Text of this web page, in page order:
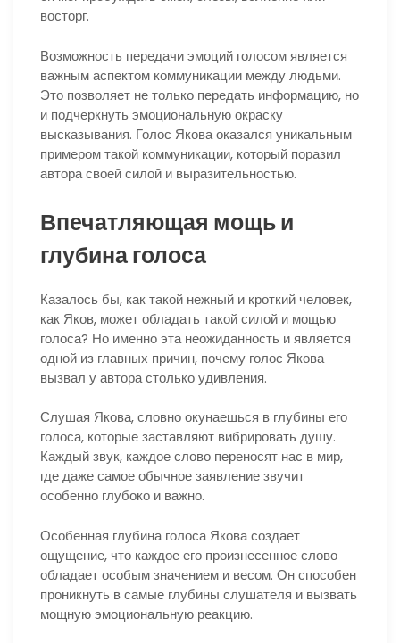
восторг.
Возможность передачи эмоций голосом является
важным аспектом коммуникации между людьми.
Это позволяет не только передать информацию, но
и подчеркнуть эмоциональную окраску
высказывания. Голос Якова оказался уникальным
примером такой коммуникации, который поразил
автора своей силой и выразительностью.
Впечатляющая мощь и
глубина голоса
Казалось бы, как такой нежный и кроткий человек,
как Яков, может обладать такой силой и мощью
голоса? Но именно эта неожиданность и является
одной из главных причин, почему голос Якова
вызвал у автора столько удивления.
Слушая Якова, словно окунаешься в глубины его
голоса, которые заставляют вибрировать душу.
Каждый звук, каждое слово переносят нас в мир,
где даже самое обычное заявление звучит
особенно глубоко и важно.
Особенная глубина голоса Якова создает
ощущение, что каждое его произнесенное слово
обладает особым значением и весом. Он способен
проникнуть в самые глубины слушателя и вызвать
мощную эмоциональную реакцию.